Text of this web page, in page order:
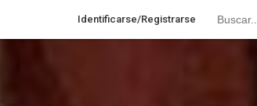
Identificarse/Registrarse